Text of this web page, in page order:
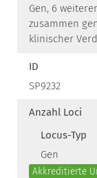
Gen, 6
zusammen
klinischer
ID
SP9232
Anzahl Loci
Locus-Typ
Gen
Akkreditierte